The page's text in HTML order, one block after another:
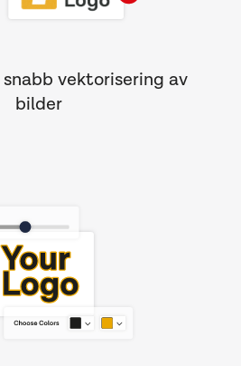
vektorisering av
bilder